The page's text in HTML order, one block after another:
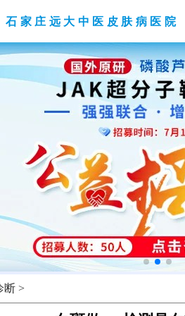
石家庄远大中医皮肤病医院
断 >